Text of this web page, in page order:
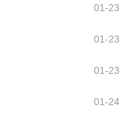
01-23
01-23
01-23
01-24